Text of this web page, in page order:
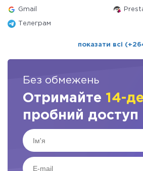
Gmail
Телеграм
показати всі
Без обмежень
Отримайте 14-
пробний доступ